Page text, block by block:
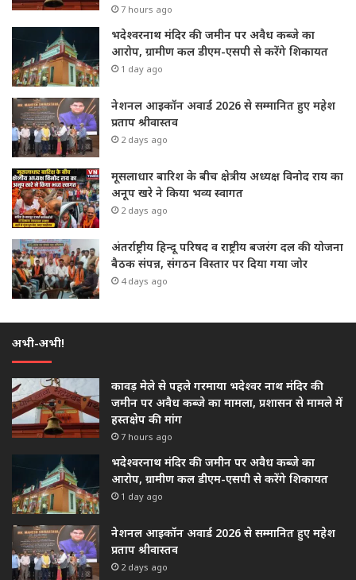
7 hours ago
भदेश्वरनाथ मंदिर की जमीन पर अवैध कब्जे का
आरोप, ग्रामीण कल डीएम-एसपी से करेंगे शिकायत
1 day ago
नेशनल आइकॉन अवार्ड 2026 से सम्मानित हुए महेश
प्रताप श्रीवास्तव
2 days ago
मूसलाधार बारिश के बीच क्षेत्रीय अध्यक्ष विनोद राय का
अनूप खरे ने किया भव्य स्वागत
2 days ago
अंतर्राष्ट्रीय हिन्दू परिषद व राष्ट्रीय बजरंग दल की योजना
बैठक संपन्न, संगठन विस्तार पर दिया गया जोर
4 days ago
अभी-अभी!
कावड़ मेले से पहले गरमाया भदेश्वर नाथ मंदिर की
जमीन पर अवैध कब्जे का मामला, प्रशासन से मामले में
हस्तक्षेप की मांग
7 hours ago
भदेश्वरनाथ मंदिर की जमीन पर अवैध कब्जे का
आरोप, ग्रामीण कल डीएम-एसपी से करेंगे शिकायत
1 day ago
नेशनल आइकॉन अवार्ड 2026 से सम्मानित हुए महेश
प्रताप श्रीवास्तव
2 days ago